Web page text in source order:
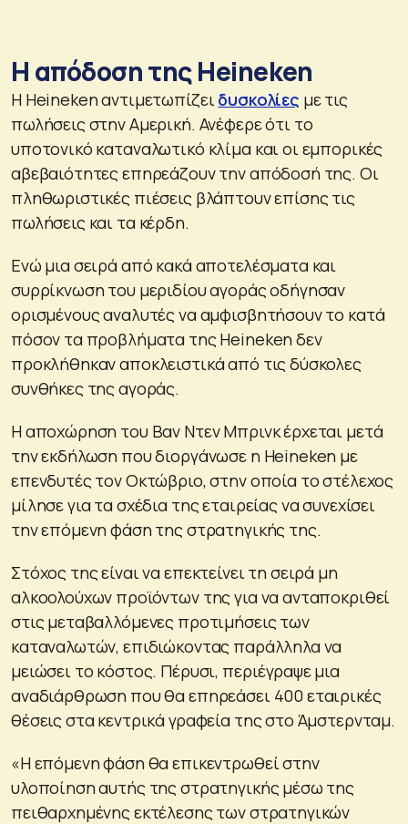
Η απόδοση της Heineken
Η Heineken αντιμετωπίζει δυσκολίες με τις
πωλήσεις στην Αμερική. Ανέφερε ότι το
υποτονικό καταναλωτικό κλίμα και οι εμπορικές
αβεβαιότητες επηρεάζουν την απόδοσή της. Οι
πληθωριστικές πιέσεις βλάπτουν επίσης τις
πωλήσεις και τα κέρδη.
Ενώ μια σειρά από κακά αποτελέσματα και
συρρίκνωση του μεριδίου αγοράς οδήγησαν
ορισμένους αναλυτές να αμφισβητήσουν το κατά
πόσον τα προβλήματα της Heineken δεν
προκλήθηκαν αποκλειστικά από τις δύσκολες
συνθήκες της αγοράς.
Η αποχώρηση του Βαν Ντεν Μπρινκ έρχεται μετά
την εκδήλωση που διοργάνωσε η Heineken με
επενδυτές τον Οκτώβριο, στην οποία το στέλεχος
μίλησε για τα σχέδια της εταιρείας να συνεχίσει
την επόμενη φάση της στρατηγικής της.
Στόχος της είναι να επεκτείνει τη σειρά μη
αλκοολούχων προϊόντων της για να ανταποκριθεί
στις μεταβαλλόμενες προτιμήσεις των
καταναλωτών, επιδιώκοντας παράλληλα να
μειώσει το κόστος. Πέρυσι, περιέγραψε μια
αναδιάρθρωση που θα επηρεάσει 400 εταιρικές
θέσεις στα κεντρικά γραφεία της στο Άμστερνταμ.
«Η επόμενη φάση θα επικεντρωθεί στην
υλοποίηση αυτής της στρατηγικής μέσω της
πειθαρχημένης εκτέλεσης των στρατηγικών